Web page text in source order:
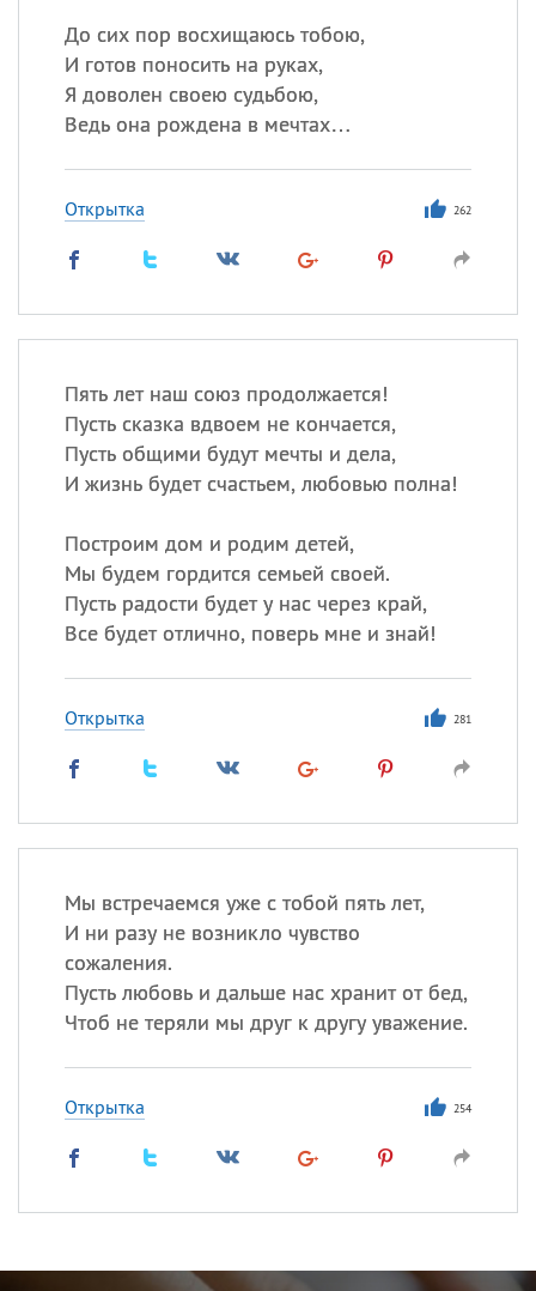
До сих пор восхищаюсь тобою,
И готов поносить на руках,
Я доволен своею судьбою,
Ведь она рождена в мечтах…
Открытка 262
Пять лет наш союз продолжается!
Пусть сказка вдвоем не кончается,
Пусть общими будут мечты и дела,
И жизнь будет счастьем, любовью полна!
Построим дом и родим детей,
Мы будем гордится семьей своей.
Пусть радости будет у нас через край,
Все будет отлично, поверь мне и знай!
Открытка 281
Мы встречаемся уже с тобой пять лет,
И ни разу не возникло чувство
сожаления.
Пусть любовь и дальше нас хранит от бед,
Чтоб не теряли мы друг к другу уважение.
Открытка 254